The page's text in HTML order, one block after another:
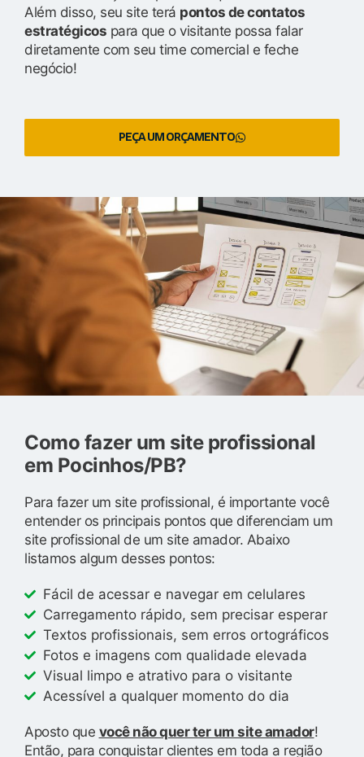
Além disso, seu site terá pontos de contatos
estratégicos para que o visitante possa falar
diretamente com seu time comercial e feche
negócio!
PEÇA UM ORÇAMENTO
Como fazer um site profissional
em Pocinhos/PB?
Para fazer um site profissional, é importante você
entender os principais pontos que diferenciam um
site profissional de um site amador. Abaixo
listamos algum desses pontos:
Fácil de acessar e navegar em celulares
Carregamento rápido, sem precisar esperar
Textos profissionais, sem erros ortográficos
Fotos e imagens com qualidade elevada
Visual limpo e atrativo para o visitante
Acessível a qualquer momento do dia
Aposto que você não quer ter um site amador!
Então, para conquistar clientes em toda a região